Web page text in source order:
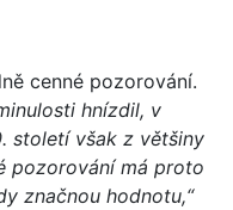
cenné pozorování.
hnízdil, v
století však z většiny
pozorování má proto
značnou hodnotu,“